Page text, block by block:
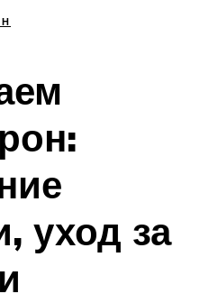
уход за